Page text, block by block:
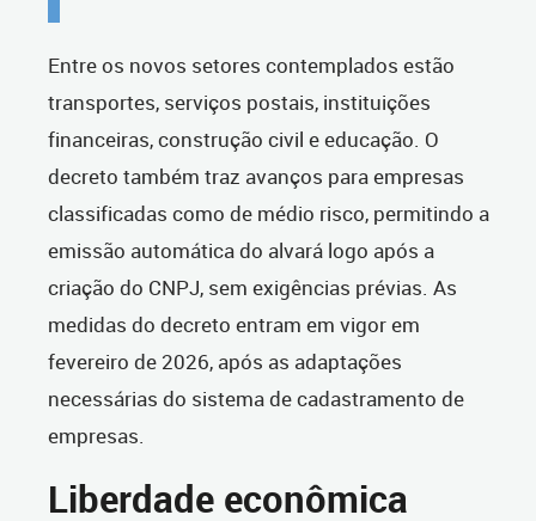
Entre os novos setores contemplados estão
transportes, serviços postais, instituições
financeiras, construção civil e educação. O
decreto também traz avanços para empresas
classificadas como de médio risco, permitindo a
emissão automática do alvará logo após a
criação do CNPJ, sem exigências prévias. As
medidas do decreto entram em vigor em
fevereiro de 2026, após as adaptações
necessárias do sistema de cadastramento de
empresas.
Liberdade econômica